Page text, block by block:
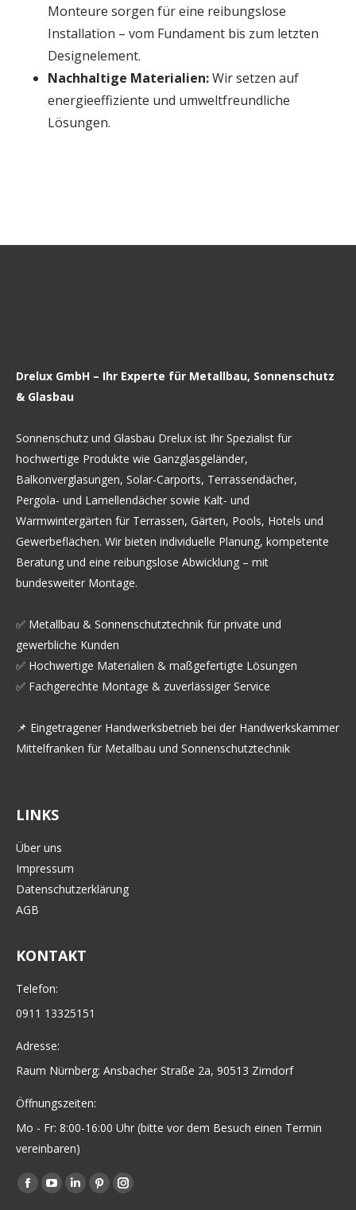
Monteure sorgen für eine reibungslose
Installation – vom Fundament bis zum letzten
Designelement.
Nachhaltige Materialien:Wir setzen auf
energieeffiziente und umweltfreundliche
Lösungen.
Drelux GmbH – Ihr Experte für Metallbau, Sonnenschutz
& Glasbau
Sonnenschutz und Glasbau Drelux ist Ihr Spezialist für
hochwertige Produkte wie Ganzglasgeländer,
Balkonverglasungen, Solar-Carports, Terrassendächer,
Pergola- und Lamellendächer sowie Kalt- und
Warmwintergärten für Terrassen, Gärten, Pools, Hotels und
Gewerbeflächen. Wir bieten individuelle Planung, kompetente
Beratung und eine reibungslose Abwicklung – mit
bundesweiter Montage.
✅ Metallbau & Sonnenschutztechnik für private und
gewerbliche Kunden
✅ Hochwertige Materialien & maßgefertigte Lösungen
✅ Fachgerechte Montage & zuverlässiger Service
📌 Eingetragener Handwerksbetrieb bei der Handwerkskammer
Mittelfranken für Metallbau und Sonnenschutztechnik
LINKS
Über uns
Impressum
Datenschutzerklärung
AGB
KONTAKT
Telefon:
0911 13325151
Adresse:
Raum Nürnberg: Ansbacher Straße 2a, 90513 Zirndorf
Öffnungszeiten:
Mo - Fr: 8:00-16:00 Uhr (bitte vor dem Besuch einen Termin
vereinbaren)
Finden Sie uns auf:
Facebook
YouTubeLinkedinPinterestInstagram